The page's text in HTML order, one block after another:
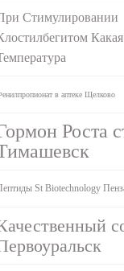
Стимулировании
Какая
в аптеке Щелково
Роста
St Biotechnology